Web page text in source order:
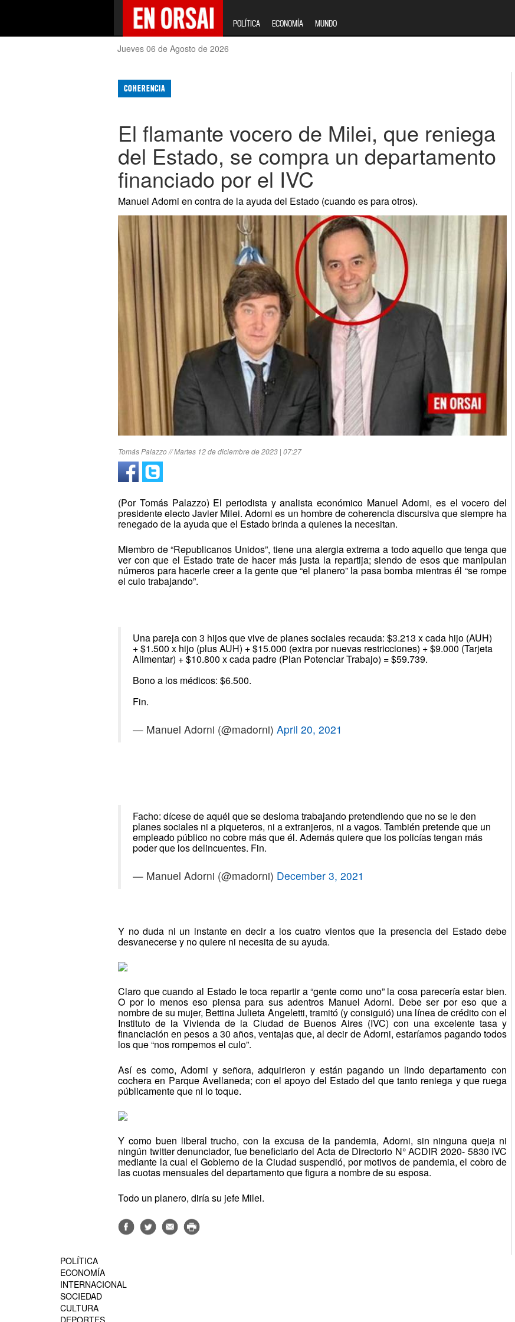
POLÍTICA ECONOMÍA MUNDO
Jueves 06 de Agosto de 2026
COHERENCIA
El flamante vocero de Milei, que reniega
del Estado, se compra un departamento
financiado por el IVC
Manuel Adorni en contra de la ayuda del Estado (cuando es para otros).
Tomás Palazzo // Martes 12 de diciembre de 2023 | 07:27
(Por Tomás Palazzo) El periodista y analista económico Manuel Adorni, es el vocero del
presidente electo Javier Milei. Adorni es un hombre de coherencia discursiva que siempre ha
renegado de la ayuda que el Estado brinda a quienes la necesitan.
Miembro de “Republicanos Unidos”, tiene una alergia extrema a todo aquello que tenga que
ver con que el Estado trate de hacer más justa la repartija; siendo de esos que manipulan
números para hacerle creer a la gente que “el planero” la pasa bomba mientras él “se rompe
el culo trabajando”.
Una pareja con 3 hijos que vive de planes sociales recauda: $3.213 x cada hijo (AUH)
+ $1.500 x hijo (plus AUH) + $15.000 (extra por nuevas restricciones) + $9.000 (Tarjeta
Alimentar) + $10.800 x cada padre (Plan Potenciar Trabajo) = $59.739.
Bono a los médicos: $6.500.
Fin.
— Manuel Adorni (@madorni)April 20, 2021
Facho: dícese de aquél que se desloma trabajando pretendiendo que no se le den
planes sociales ni a piqueteros, ni a extranjeros, ni a vagos. También pretende que un
empleado público no cobre más que él. Además quiere que los policías tengan más
poder que los delincuentes. Fin.
— Manuel Adorni (@madorni) December 3, 2021
Y no duda ni un instante en decir a los cuatro vientos que la presencia del Estado debe
desvanecerse y no quiere ni necesita de su ayuda.
Claro que cuando al Estado le toca repartir a “gente como uno” la cosa parecería estar bien.
O por lo menos eso piensa para sus adentros Manuel Adorni. Debe ser por eso que a
nombre de su mujer, Bettina Julieta Angeletti, tramitó (y consiguió) una línea de crédito con el
Instituto de la Vivienda de la Ciudad de Buenos Aires (IVC) con una excelente tasa y
financiación en pesos a 30 años, ventajas que, al decir de Adorni, estaríamos pagando todos
los que “nos rompemos el culo”.
Así es como, Adorni y señora, adquirieron y están pagando un lindo departamento con
cochera en Parque Avellaneda; con el apoyo del Estado del que tanto reniega y que ruega
públicamente que ni lo toque.
Y como buen liberal trucho, con la excusa de la pandemia, Adorni, sin ninguna queja ni
ningún twitter denunciador, fue beneficiario del Acta de Directorio N° ACDIR 2020- 5830 IVC
mediante la cual el Gobierno de la Ciudad suspendió, por motivos de pandemia, el cobro de
las cuotas mensuales del departamento que figura a nombre de su esposa.
Todo un planero, diría su jefe Milei.
POLÍTICA
ECONOMÍA
INTERNACIONAL
SOCIEDAD
CULTURA